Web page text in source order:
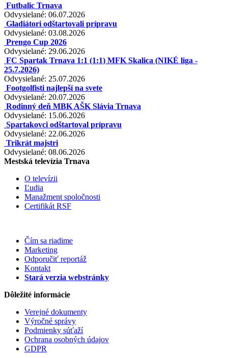
Futbalic Trnava
Odvysielané: 06.07.2026
Gladiátori odštartovali prípravu
Odvysielané: 03.08.2026
Prengo Cup 2026
Odvysielané: 29.06.2026
FC Spartak Trnava 1:1 (1:1) MFK Skalica (NIKÉ liga -
25.7.2026)
Odvysielané: 25.07.2026
Footgolfisti najlepší na svete
Odvysielané: 20.07.2026
Rodinný deň MBK AŠK Slávia Trnava
Odvysielané: 15.06.2026
Spartakovci odštartoval prípravu
Odvysielané: 22.06.2026
Trikrát majstri
Odvysielané: 08.06.2026
Mestská televízia Trnava
O televízii
Ľudia
Manažment spoločnosti
Certifikát RSF
Čím sa riadime
Marketing
Odporučiť reportáž
Kontakt
Stará verzia webstránky
Dôležité informácie
Verejné dokumenty
Výročné správy
Podmienky súťaží
Ochrana osobných údajov
GDPR